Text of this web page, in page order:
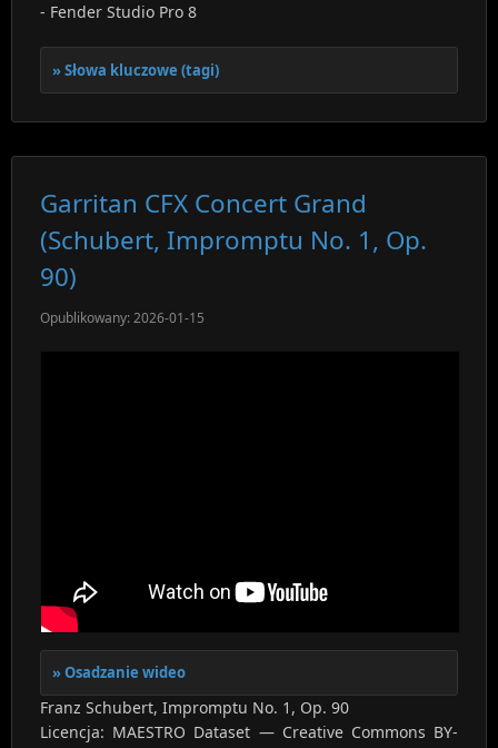
- Fender Studio Pro 8
Słowa kluczowe (tagi)
Garritan CFX Concert Grand
(Schubert, Impromptu No. 1, Op.
90)
Opublikowany: 2026-01-15
Osadzanie wideo
Franz Schubert, Impromptu No. 1, Op. 90
Licencja: MAESTRO Dataset — Creative Commons BY-